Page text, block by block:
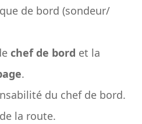
de bord (sondeur/
chef de bord et la
.
du chef de bord.
la route.